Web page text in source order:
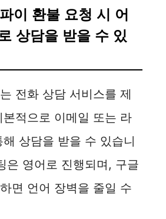
이 환불 요청 시 어
상담을 받을 수 있
전화 상담 서비스를 제
적으로 이메일 또는 라
상담을 받을 수 있습니
은 영어로 진행되며, 구글
면 언어 장벽을 줄일 수